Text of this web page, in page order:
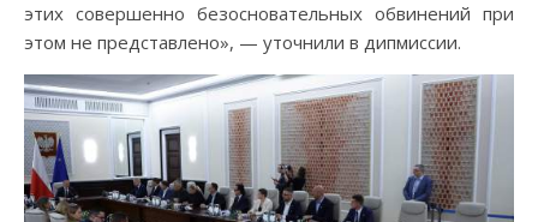
этих совершенно безосновательных обвинений при
этом не представлено», — уточнили в дипмиссии.